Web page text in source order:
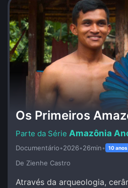
Os Primeiros
Amazônia
Documentário•2026•26min• 10 anos
De Zienhe Castro
Através da arqueologia,